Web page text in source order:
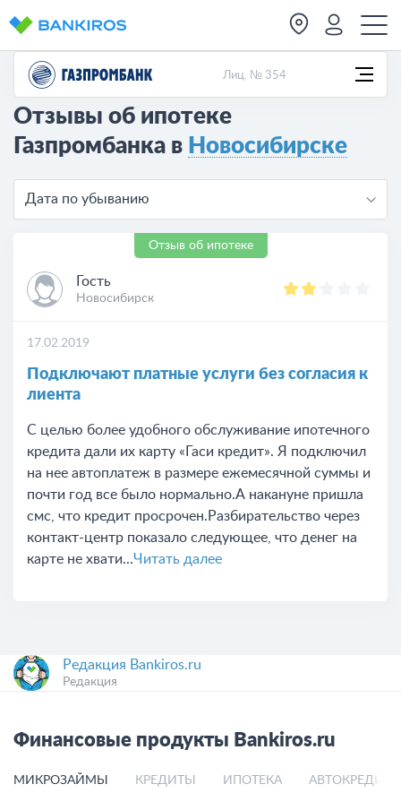
Лиц. № 354
Отзывы об ипотеке
Газпромбанка в Новосибирске
Дата по убыванию
Отзыв об ипотеке
Гость
Новосибирск
17.02.2019
Подключают платные услуги без согласия к
лиента
С целью более удобного обслуживание ипотечного
кредита дали их карту «Гаси кредит». Я подключил
на нее автоплатеж в размере ежемесячной суммы и
почти год все было нормально.А накануне пришла
смс, что кредит просрочен.Разбирательство через
контакт-центр показало следующее, что денег на
карте не хвати...Читать далее
Редакция Bankiros.ru
Редакция
Финансовые продукты Bankiros.ru
МИКРОЗАЙМЫ КРЕДИТЫ ИПОТЕКА